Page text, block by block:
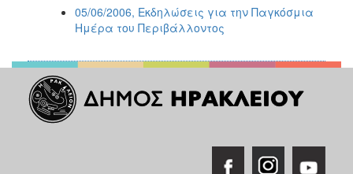
05/06/2006, Εκδηλώσεις για την Παγκόσμια
Ημέρα του Περιβάλλοντος